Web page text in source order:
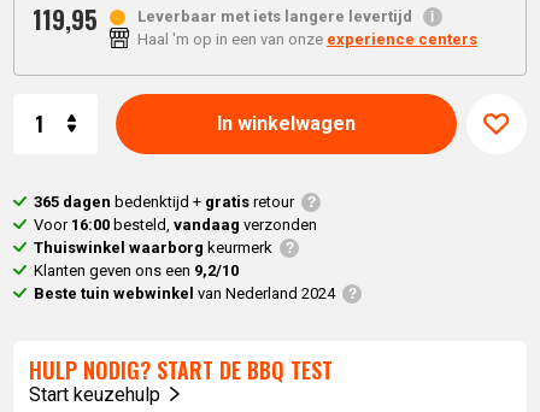
119,95
Leverbaar met iets langere levertijd
Haal 'm op in een van onze experience centers
In winkelwagen
365 dagen bedenktijd + gratisretour
Voor 16:00 besteld,vandaag verzonden
Thuiswinkel waarborg keurmerk
Klanten geven ons een 9,2/10
Beste tuin webwinkel van Nederland 2024
HULP NODIG? START DE BBQ TEST
Start keuzehulp